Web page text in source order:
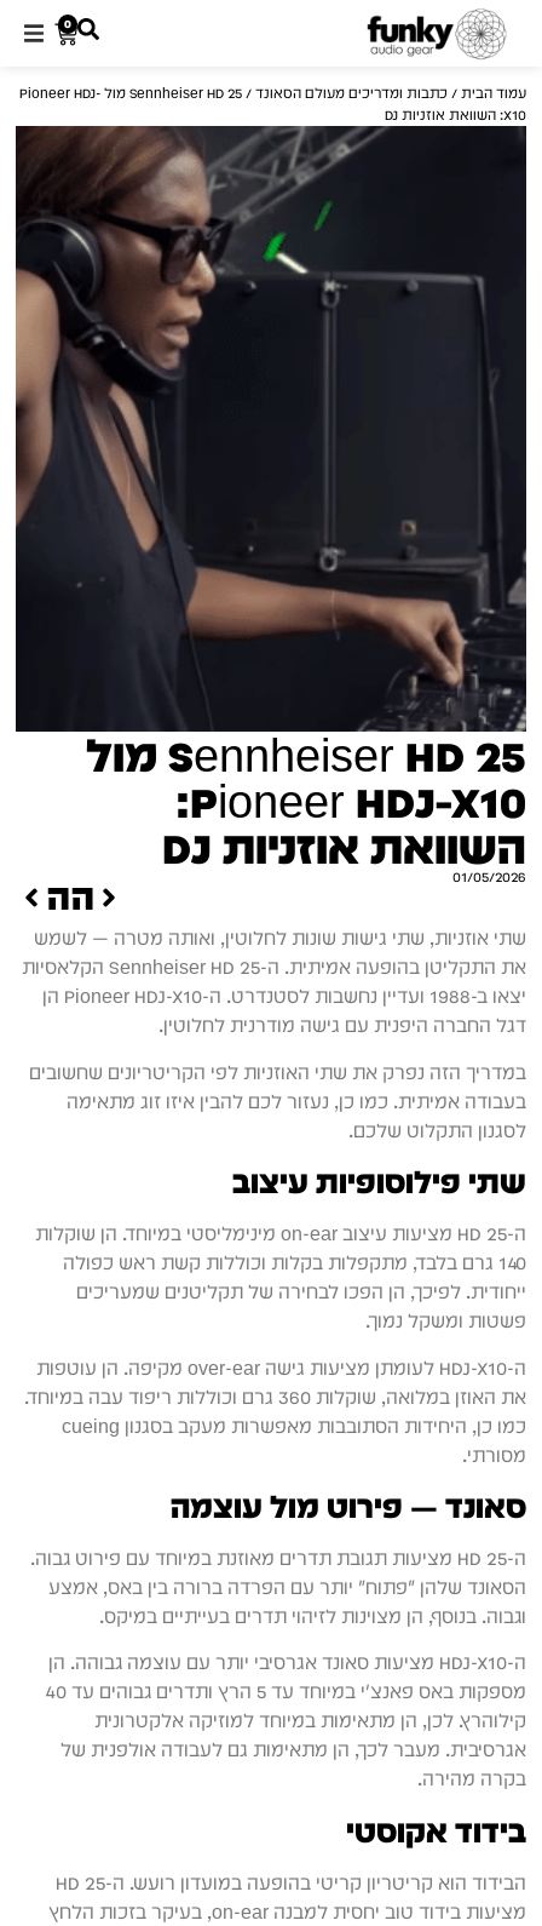
0
עמוד הבית / כתבות ומדריכים מעולם הסאונד
/ Sennheiser HD 25 מול Pioneer HDJ-
X10: השוואת אוזניות DJ
Sennheiser HD 25 מול
Pioneer HDJ-X10:
השוואת אוזניות DJ
01/05/2026 הקודםהבא
שתי אוזניות, שתי גישות שונות לחלוטין, ואותה מטרה — לשמש
את התקליטן בהופעה אמיתית. ה-Sennheiser HD 25 הקלאסיות
יצאו ב-1988 ועדיין נחשבות לסטנדרט. ה-Pioneer HDJ-X10 הן
דגל החברה היפנית עם גישה מודרנית לחלוטין.
במדריך הזה נפרק את שתי האוזניות לפי הקריטריונים שחשובים
בעבודה אמיתית. כמו כן, נעזור לכם להבין איזו זוג מתאימה
לסגנון התקלוט שלכם.
שתי פילוסופיות עיצוב
ה-HD 25 מציעות עיצוב on-ear מינימליסטי במיוחד. הן שוקלות
140 גרם בלבד, מתקפלות בקלות וכוללות קשת ראש כפולה
ייחודית. לפיכך, הן הפכו לבחירה של תקליטנים שמעריכים
פשטות ומשקל נמוך.
ה-HDJ-X10 לעומתן מציעות גישה over-ear מקיפה. הן עוטפות
את האוזן במלואה, שוקלות 360 גרם וכוללות ריפוד עבה במיוחד.
כמו כן, היחידות הסתובבות מאפשרות מעקב בסגנון cueing
מסורתי.
סאונד — פירוט מול עוצמה
ה-HD 25 מציעות תגובת תדרים מאוזנת במיוחד עם פירוט גבוה.
הסאונד שלהן "פתוח" יותר עם הפרדה ברורה בין באס, אמצע
וגבוה. בנוסף, הן מצוינות לזיהוי תדרים בעייתיים במיקס.
ה-HDJ-X10 מציעות סאונד אגרסיבי יותר עם עוצמה גבוהה. הן
מספקות באס פאנצ'י במיוחד עד 5 הרץ ותדרים גבוהים עד 40
קילוהרץ. לכן, הן מתאימות במיוחד למוזיקה אלקטרונית
אגרסיבית. מעבר לכך, הן מתאימות גם לעבודה אולפנית של
בקרה מהירה.
בידוד אקוסטי
הבידוד הוא קריטריון קריטי בהופעה במועדון רועש. ה-HD 25
מציעות בידוד טוב יחסית למבנה on-ear, בעיקר בזכות הלחץ